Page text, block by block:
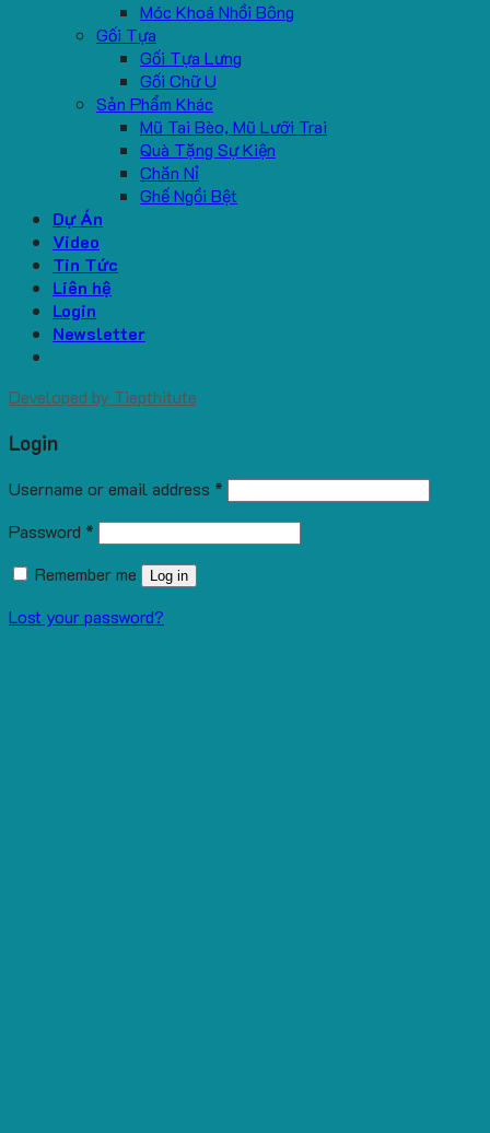
Móc Khoá Nhồi Bông
Gối Tựa
Gối Tựa Lưng
Gối Chữ U
Sản Phẩm Khác
Mũ Tai Bèo, Mũ Lưỡi Trai
Quà Tặng Sự Kiện
Chăn Nỉ
Ghế Ngồi Bệt
Dự Án
Video
Tin Tức
Liên hệ
Login
Newsletter
Developed by Tiepthitute
Login
Username or email address *
Password *
Remember me
Log in
Lost your password?